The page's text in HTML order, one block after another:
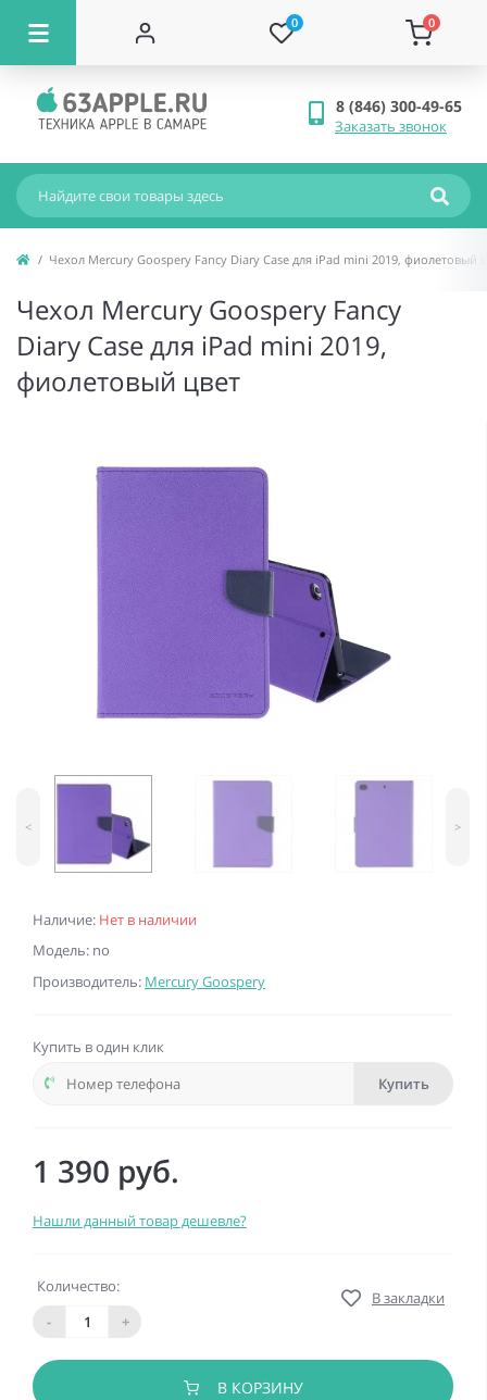
0 0
8 (846) 300-49-65
Заказать звонок
Чехол Mercury Goospery Fancy Diary Case для iPad mini 2019, фиолетовый
Чехол Mercury Goospery Fancy
Diary Case для iPad mini 2019,
фиолетовый цвет
Наличие: Нет в наличии
Модель: no
Производитель: Mercury Goospery
< >
Купить в один клик
Купить
1 390 руб.
Нашли данный товар дешевле?
Количество:
-
+
В закладки
В КОРЗИНУ